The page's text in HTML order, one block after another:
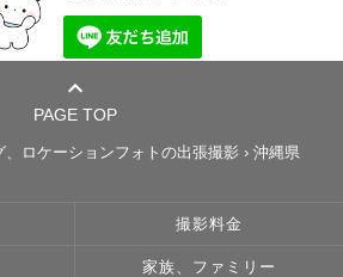
PAGE TOP
、ロケーションフォトの出張撮影 › 沖縄県
撮影料金
家族、ファミリー